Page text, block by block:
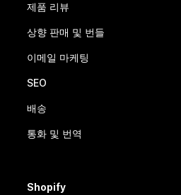
제품 리뷰
상향 판매 및 번들
이메일 마케팅
SEO
배송
통화 및 번역
Shopify